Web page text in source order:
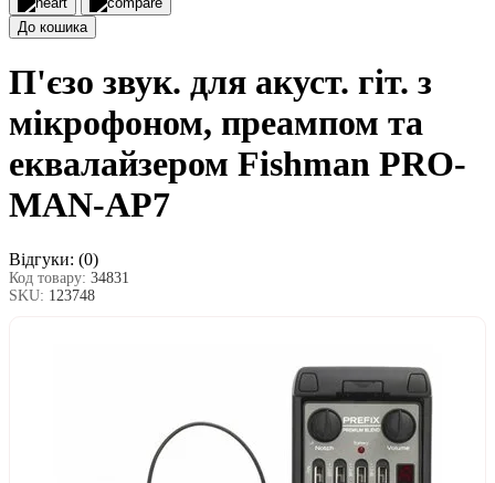
До кошика
П'єзо звук. для акуст. гіт. з
мікрофоном, преампом та
еквалайзером Fishman PRO-
MAN-AP7
Відгуки: (0)
Код товару: 34831
SKU: 123748